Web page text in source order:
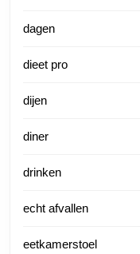
dagen
dieet pro
dijen
diner
drinken
echt afvallen
eetkamerstoel